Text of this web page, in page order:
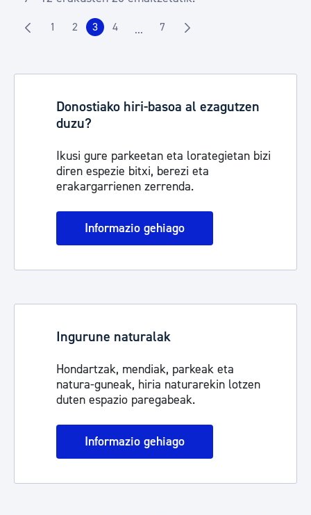
Orrialdea
1 Orrialdea
2 Orrialdea
3 Orrialdea
4 ...Intermediate Pages Use TAB to
Orrialdea
7
Donostiako hiri-basoa al ezagutzen
duzu?
Ikusi gure parkeetan eta lorategietan bizi
diren espezie bitxi, berezi eta
erakargarrienen zerrenda.
Informazio gehiago
Ingurune naturalak
Hondartzak, mendiak, parkeak eta
natura-guneak, hiria naturarekin lotzen
duten espazio paregabeak.
Informazio gehiago